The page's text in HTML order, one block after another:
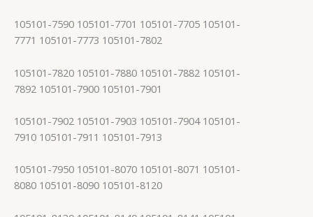
105101-7590 105101-7701 105101-7705 105101-
7771 105101-7773 105101-7802
105101-7820 105101-7880 105101-7882 105101-
7892 105101-7900 105101-7901
105101-7902 105101-7903 105101-7904 105101-
7910 105101-7911 105101-7913
105101-7950 105101-8070 105101-8071 105101-
8080 105101-8090 105101-8120